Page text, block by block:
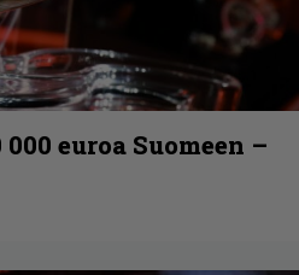
euroa Suomeen –